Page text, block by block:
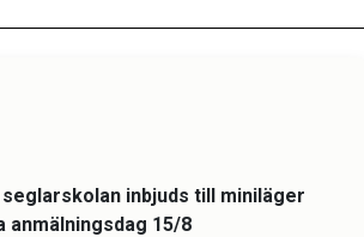
inbjuds till miniläger
anmälningsdag 15/8